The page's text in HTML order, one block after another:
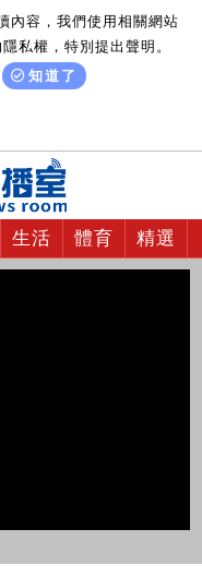
內容，我們使用相關網站
私權，特別提出聲明。
知道了
生活 體育 精選